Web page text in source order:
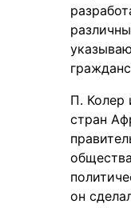
П. Колер
стран
он